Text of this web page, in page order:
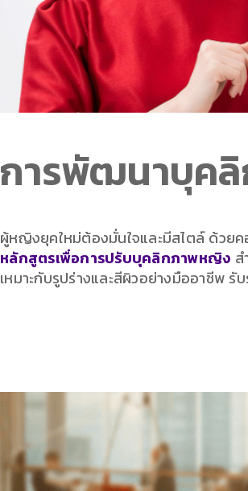
การพัฒนาบุค
ผู้หญิงยุคใหม่ต้องมั่นใจและมีสไตล์ ด้ว
หลักสูตรเพื่อการปรับบุคลิกภาพหญิง ส
เหมาะกับรูปร่างและสีผิวอย่างมืออาชีพ รั